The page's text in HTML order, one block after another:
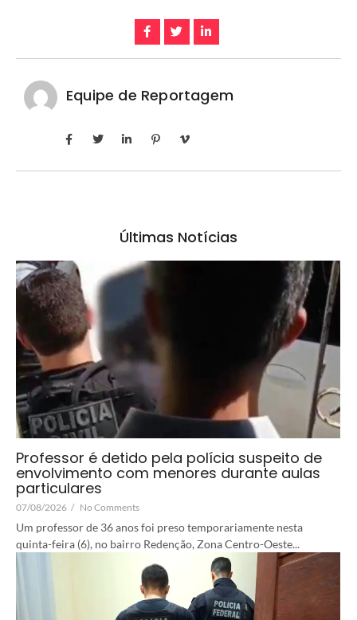
Equipe de Reportagem
Últimas Notícias
Professor é detido pela polícia suspeito de
envolvimento com menores durante aulas
particulares
07/08/2026 / No Comments
Um professor de 36 anos foi preso temporariamente nesta
quinta-feira (6), no bairro Redenção, Zona Centro-Oeste...